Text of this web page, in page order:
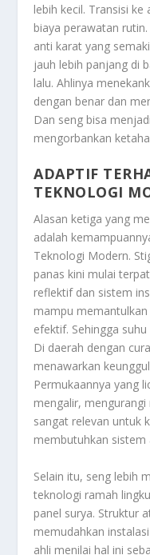
lebih kecil. Transisi
biaya perawatan
anti karat yang
jauh lebih panjang di
lalu. Ahlinya
dengan benar dan
Dan seng bisa
mengorbankan
ADAPTIF
TEKNOLOGI
Alasan ketiga yang
adalah
Teknologi Modern.
panas kini mulai
reflektif dan sistem
mampu
efektif. Sehingga
Di daerah dengan
menawarkan
Permukaannya yang
mengalir,
sangat relevan untuk
membutuhkan sistem
Selain itu, seng lebih
teknologi ramah
panel surya. Struktur
memudahkan
ahli menilai hal ini